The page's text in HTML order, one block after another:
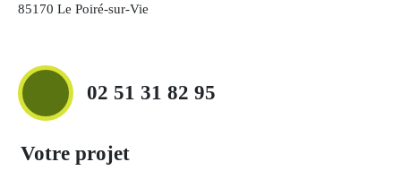
85170 Le Poiré-sur-Vie
02 51 31 82 95
Votre projet